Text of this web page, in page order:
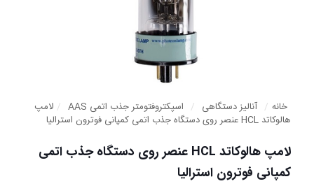
خانه / آنالیز دستگاهی / اسپکتروفتومتر جذب اتمی AAS / لامپ
هالوکاتد HCL عنصر روی دستگاه جذب اتمی کمپانی فوترون استرالیا
لامپ هالوکاتد HCL عنصر روی دستگاه جذب اتمی
کمپانی فوترون استرالیا